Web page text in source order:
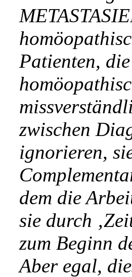
Patienten,
zwischen
ignorieren,
dem die
sie durch
zum Beginn
Aber egal,